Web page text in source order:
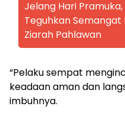
Jelang Hari
Teguhkan
Ziarah Pahlawan
“Pelaku sempat
keadaan aman dan
imbuhnya.